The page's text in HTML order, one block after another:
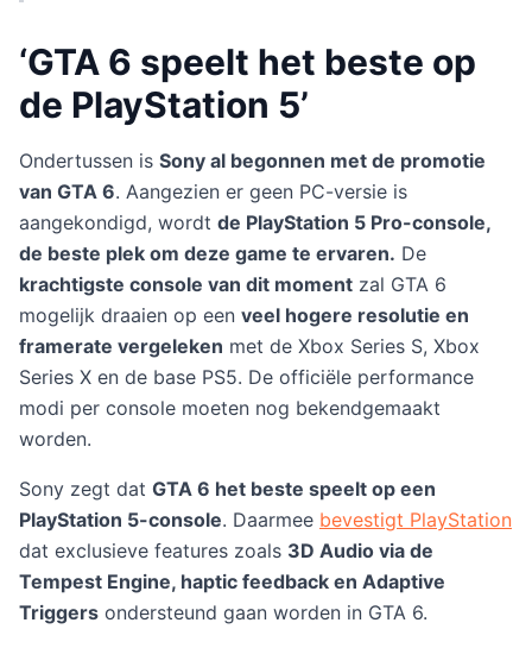
‘GTA 6 speelt het beste op
de PlayStation 5’
Ondertussen is Sony al begonnen met de promotie
van GTA 6. Aangezien er geen PC-versie is
aangekondigd, wordt de PlayStation 5 Pro-console,
de beste plek om deze game te ervaren. De
krachtigste console van dit moment zal GTA 6
mogelijk draaien op een veel hogere resolutie en
framerate vergeleken met de Xbox Series S, Xbox
Series X en de base PS5. De officiële performance
modi per console moeten nog bekendgemaakt
worden.
Sony zegt dat GTA 6 het beste speelt op een
PlayStation 5-console. Daarmee bevestigt PlayStation
dat exclusieve features zoals 3D Audio via de
Tempest Engine, haptic feedback en Adaptive
Triggers ondersteund gaan worden in GTA 6.